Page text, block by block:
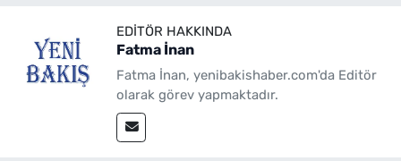
EDITÖR HAKKINDA
Fatma İnan
Fatma İnan, yenibakishaber.com'da Editör
olarak görev yapmaktadır.